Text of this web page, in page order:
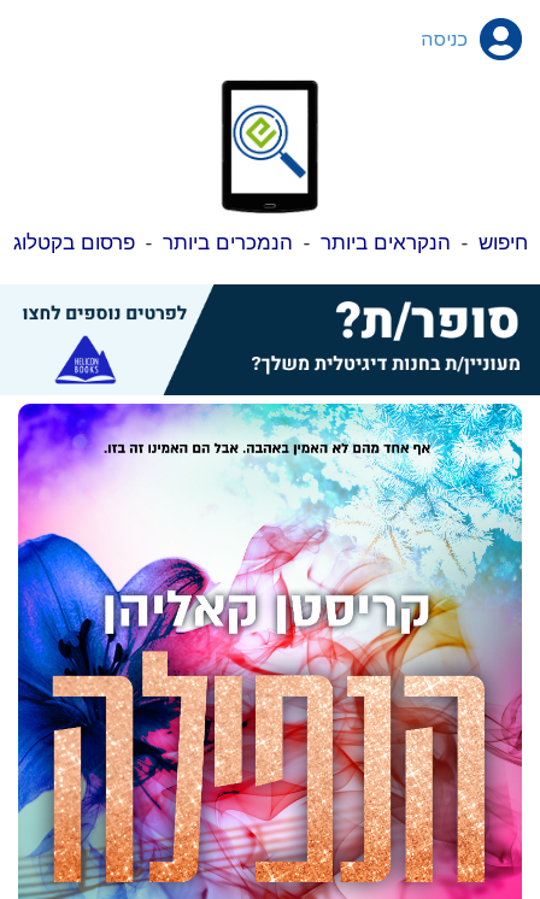
כניסה
חיפוש - הנקראים ביותר - הנמכרים ביותר -פרסום בקטלוג